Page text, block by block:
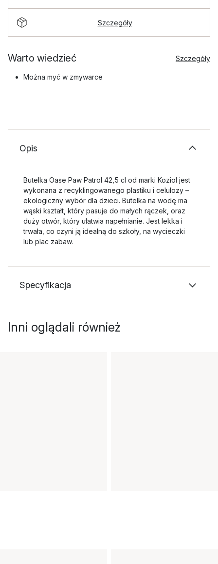
Szczegóły
Warto wiedzieć Szczegóły
Można myć w zmywarce
Opis
Butelka Oase Paw Patrol 42,5 cl od marki Koziol jest
wykonana z recyklingowanego plastiku i celulozy –
ekologiczny wybór dla dzieci. Butelka na wodę ma
wąski kształt, który pasuje do małych rączek, oraz
duży otwór, który ułatwia napełnianie. Jest lekka i
trwała, co czyni ją idealną do szkoły, na wycieczki
lub plac zabaw.
Specyfikacja
Inni oglądali również